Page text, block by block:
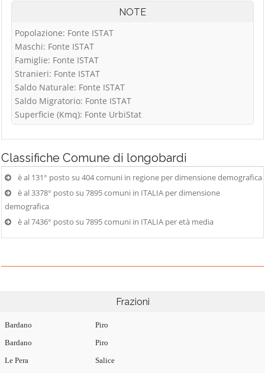
NOTE
Popolazione: Fonte ISTAT
Maschi: Fonte ISTAT
Famiglie: Fonte ISTAT
Stranieri: Fonte ISTAT
Saldo Naturale: Fonte ISTAT
Saldo Migratorio: Fonte ISTAT
Superficie (Kmq): Fonte UrbiStat
Classifiche Comune di longobardi
è al 131° posto su 404 comuni in regione per dimensione demografica
è al 3378° posto su 7895 comuni in ITALIA per dimensione
demografica
è al 7436° posto su 7895 comuni in ITALIA per età media
Frazioni
Bardano
Bardano
Le Pera
Piro
Piro
Salice